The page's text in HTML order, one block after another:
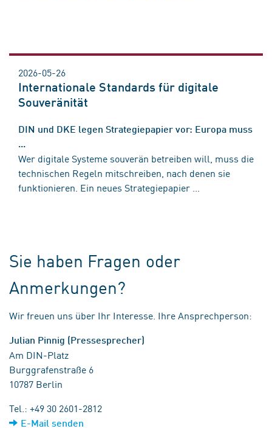
2026-05-26
Internationale Standards für digitale
Souveränität
DIN und DKE legen Strategiepapier vor: Europa muss
...
Wer digitale Systeme souverän betreiben will, muss die
technischen Regeln mitschreiben, nach denen sie
funktionieren. Ein neues Strategiepapier ...
Sie haben Fragen oder
Anmerkungen?
Wir freuen uns über Ihr Interesse. Ihre Ansprechperson:
Julian Pinnig (Pressesprecher)
Am DIN-Platz
Burggrafenstraße 6
10787 Berlin
Tel.: +49 30 2601-2812
E-Mail senden